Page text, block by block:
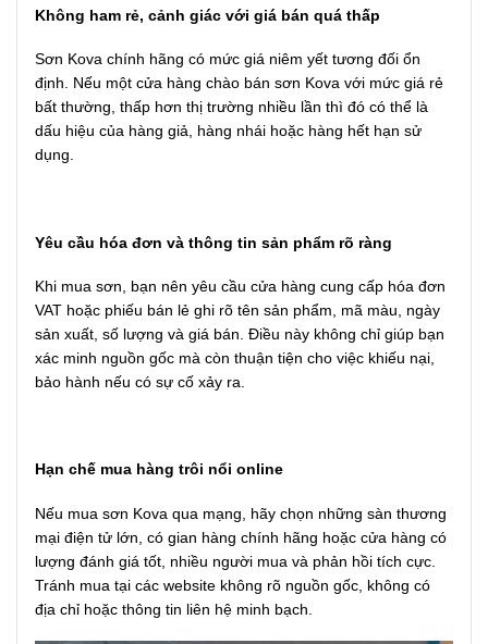
Không ham rẻ, cảnh giác với giá bán quá thấp
Sơn Kova chính hãng có mức giá niêm yết tương đối ổn
định. Nếu một cửa hàng chào bán sơn Kova với mức giá rẻ
bất thường, thấp hơn thị trường nhiều lần thì đó có thể là
dấu hiệu của hàng giả, hàng nhái hoặc hàng hết hạn sử
dụng.
Yêu cầu hóa đơn và thông tin sản phẩm rõ ràng
Khi mua sơn, bạn nên yêu cầu cửa hàng cung cấp hóa đơn
VAT hoặc phiếu bán lẻ ghi rõ tên sản phẩm, mã màu, ngày
sản xuất, số lượng và giá bán. Điều này không chỉ giúp bạn
xác minh nguồn gốc mà còn thuận tiện cho việc khiếu nại,
bảo hành nếu có sự cố xảy ra.
Hạn chế mua hàng trôi nổi online
Nếu mua sơn Kova qua mạng, hãy chọn những sàn thương
mại điện tử lớn, có gian hàng chính hãng hoặc cửa hàng có
lượng đánh giá tốt, nhiều người mua và phản hồi tích cực.
Tránh mua tại các website không rõ nguồn gốc, không có
địa chỉ hoặc thông tin liên hệ minh bạch.